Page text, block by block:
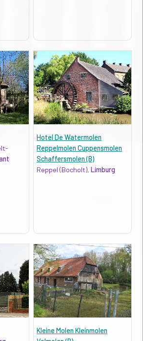
Hotel De Watermolen
Reppelmolen Cuppensmolen
Schaffersmolen (B)
Reppel (Bocholt),Limburg
Kleine Molen Kleinmolen